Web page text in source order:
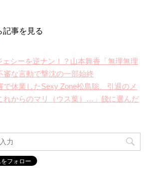
記事を見る
ェシーを逆ナン！？山本舞香「無理無理
審な言動で撃沈の一部始終
で休業したSexy Zone松島聡、引退のメ
れからのマリ（ウス葉）…」餞に選んだ